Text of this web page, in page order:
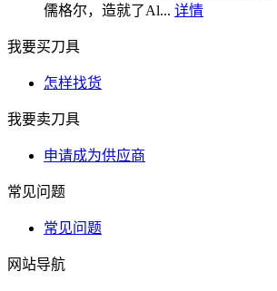
儒格尔，造就了Al... 详情
我要买刀具
怎样找货
我要卖刀具
申请成为供应商
常见问题
常见问题
网站导航